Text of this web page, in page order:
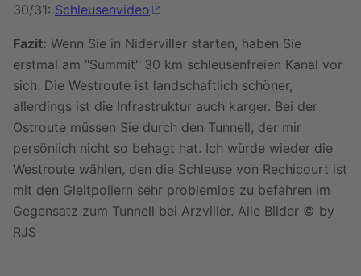
30/31: Schleusenvideo
Fazit: Wenn Sie in Niderviller starten, haben Sie
erstmal am "Summit" 30 km schleusenfreien Kanal vor
sich. Die Westroute ist landschaftlich schöner,
allerdings ist die Infrastruktur auch karger. Bei der
Ostroute müssen Sie durch den Tunnell, der mir
persönlich nicht so behagt hat. Ich würde wieder die
Westroute wählen, den die Schleuse von Rechicourt ist
mit den Gleitpollern sehr problemlos zu befahren im
Gegensatz zum Tunnell bei Arzviller. Alle Bilder © by
RJS